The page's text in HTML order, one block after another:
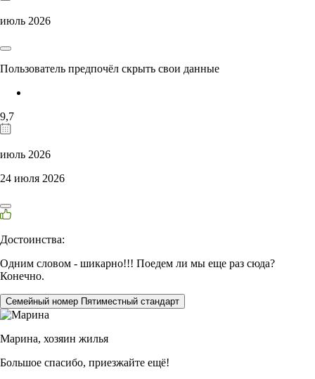
июль 2026
Пользователь предпочёл скрыть свои данные
9,7
июль 2026
24 июля 2026
Достоинства:
Одним словом - шикарно!!! Поедем ли мы еще раз сюда?
Конечно.
Семейный номер Пятиместный стандарт
Марина, хозяин жилья
Большое спасибо, приезжайте ещё!